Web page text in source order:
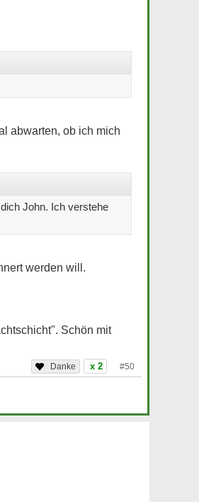
abwarten, ob ich mich
John. Ich verstehe
werden will.
Schön mit
x 2 #50